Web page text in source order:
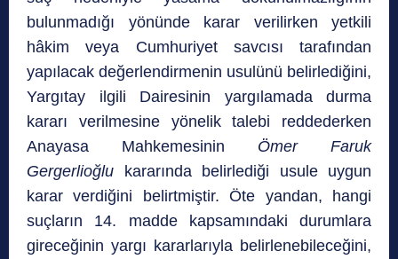
bulunmadığı yönünde karar verilirken yetkili
hâkim veya Cumhuriyet savcısı tarafından
yapılacak değerlendirmenin usulünü belirlediğini,
Yargıtay ilgili Dairesinin yargılamada durma
kararı verilmesine yönelik talebi reddederken
Anayasa Mahkemesinin Ömer Faruk
Gergerlioğlu kararında belirlediği usule uygun
karar verdiğini belirtmiştir. Öte yandan, hangi
suçların 14. madde kapsamındaki durumlara
gireceğinin yargı kararlarıyla belirlenebileceğini,